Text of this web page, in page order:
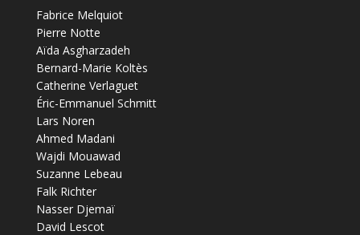
Fabrice Melquiot
Pierre Notte
Aïda Asgharzadeh
Bernard-Marie Koltès
Catherine Verlaguet
Éric-Emmanuel Schmitt
Lars Noren
Ahmed Madani
Wajdi Mouawad
Suzanne Lebeau
Falk Richter
Nasser Djemaï
David Lescot